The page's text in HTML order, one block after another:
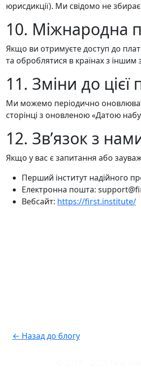
юрисдикції). Ми свідомо не
10. Міжнародна
Якщо ви отримуєте доступ до
та оброблятися в країнах з
11. Зміни до цієї
Ми можемо періодично
сторінці з оновленою «Датою
12. Звʼязок з
Якщо у вас є запитання або
Перший інститут надійного
Електронна пошта:
Вебсайт: https://first.institute/
← Назад до блогу